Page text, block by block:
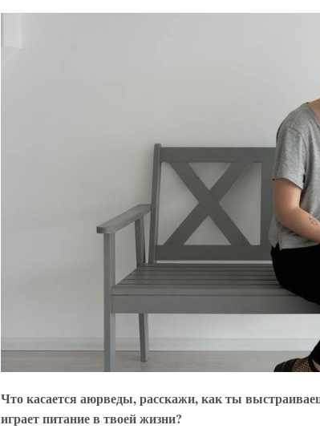
Что касается аюрведы, расскажи, как ты
играет питание в твоей жизни?